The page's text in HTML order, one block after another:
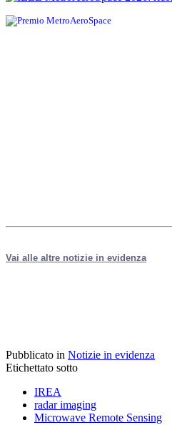
Vai alle altre notizie in evidenza
Pubblicato in Notizie in evidenza
Etichettato sotto
IREA
radar imaging
Microwave Remote Sensing